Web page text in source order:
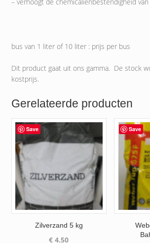
bus van 1 liter of 10 liter : prijs per bus
Dit product gaat uit ons gamma. De stock
kostprijs.
Gerelateerde producten
Save
Zilverzand 5 kg
€ 4.50
Save